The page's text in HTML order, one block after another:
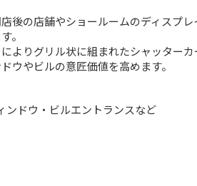
後の店舗やショールームのディスプレ
。
よりグリル状に組まれたシャッターカ
ウやビルの意匠価値を高めます。
ンドウ・ビルエントランスなど